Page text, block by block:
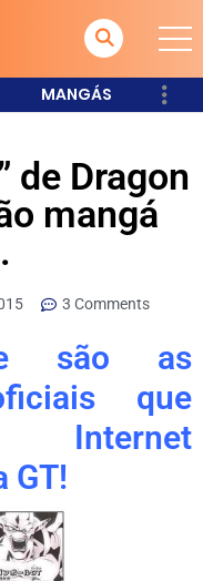
MANGÁS
de Dragon
mangá
3 Comments
são as
que
GT!